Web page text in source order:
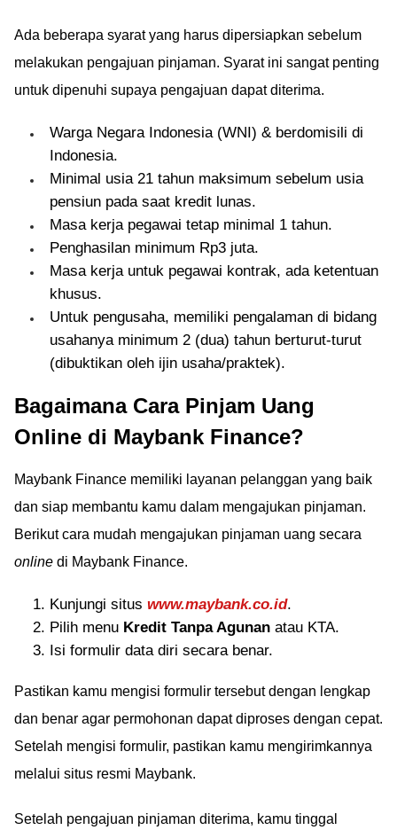
Ada beberapa syarat yang harus dipersiapkan sebelum
melakukan pengajuan pinjaman. Syarat ini sangat penting
untuk dipenuhi supaya pengajuan dapat diterima.
Warga Negara Indonesia (WNI) & berdomisili di
Indonesia.
Minimal usia 21 tahun maksimum sebelum usia
pensiun pada saat kredit lunas.
Masa kerja pegawai tetap minimal 1 tahun.
Penghasilan minimum Rp3 juta.
Masa kerja untuk pegawai kontrak, ada ketentuan
khusus.
Untuk pengusaha, memiliki pengalaman di bidang
usahanya minimum 2 (dua) tahun berturut-turut
(dibuktikan oleh ijin usaha/praktek).
Bagaimana Cara Pinjam Uang
Online di Maybank Finance?
Maybank Finance memiliki layanan pelanggan yang baik
dan siap membantu kamu dalam mengajukan pinjaman.
Berikut cara mudah mengajukan pinjaman uang secara
online di Maybank Finance.
Kunjungi situs www.maybank.co.id.
Pilih menu Kredit Tanpa Agunan atau KTA.
Isi formulir data diri secara benar.
Pastikan kamu mengisi formulir tersebut dengan lengkap
dan benar agar permohonan dapat diproses dengan cepat.
Setelah mengisi formulir, pastikan kamu mengirimkannya
melalui situs resmi Maybank.
Setelah pengajuan pinjaman diterima, kamu tinggal